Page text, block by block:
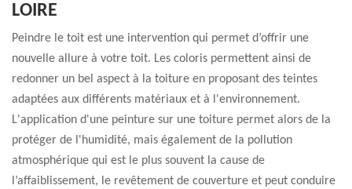
LOIRE
Peindre le toit est une intervention qui permet d’offrir une
nouvelle allure à votre toit. Les coloris permettent ainsi de
redonner un bel aspect à la toiture en proposant des teintes
adaptées aux différents matériaux et à l'environnement.
L'application d'une peinture sur une toiture permet alors de la
protéger de l'humidité, mais également de la pollution
atmosphérique qui est le plus souvent la cause de
l’affaiblissement, le revêtement de couverture et peut conduire